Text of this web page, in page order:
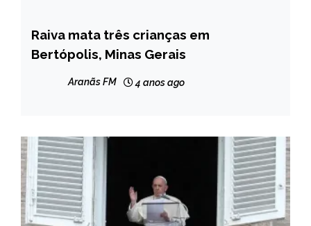
MINAS
GERAIS
NOTÍCIAS
Raiva mata três crianças em
Bertópolis, Minas Gerais
Aranãs FM 4 anos ago